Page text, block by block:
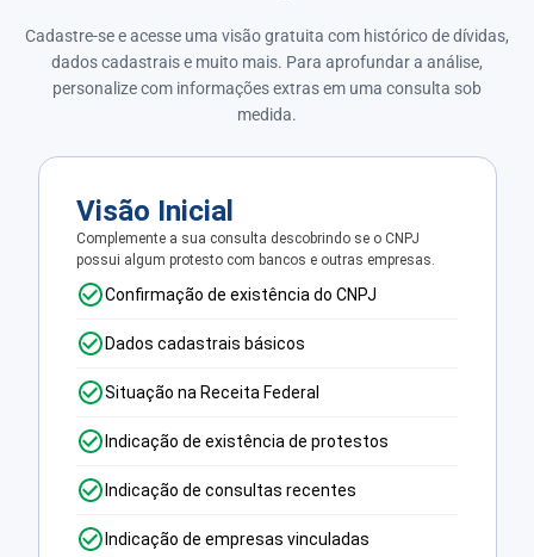
Cadastre-se e acesse uma visão gratuita com histórico de dívidas,
dados cadastrais e muito mais. Para aprofundar a análise,
personalize com informações extras em uma consulta sob
medida.
Visão Inicial
Complemente a sua consulta descobrindo se o CNPJ
possui algum protesto com bancos e outras empresas.
Confirmação de existência do CNPJ
Dados cadastrais básicos
Situação na Receita Federal
Indicação de existência de protestos
Indicação de consultas recentes
Indicação de empresas vinculadas